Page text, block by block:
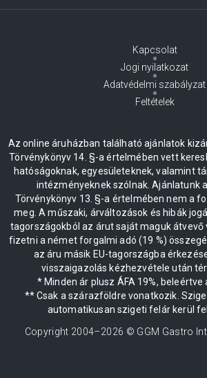
Kapcsolat
Jogi nyilatkozat
Adatvédelmi szabályzat
Feltételek
Az online áruházban található ajánlatok
Törvénykönyv 14. §-a értelmében vett
hatóságoknak, egyesületeknek, valamint
intézményeknek szólnak. Ajánlatunk
Törvénykönyv 13. §-a értelmében nem a
meg. A műszaki, árváltozások és hibák
tagországokból az árut saját maguk átvevő
fizetni a német forgalmi adó (19 %)
az áru másik EU-tagországba
visszaigazolás kézhezvétele után
* Minden ár plusz ÁFA 19%, beleértve
** Csak a szárazföldre vonatkozik.
automatikusan szigeti felár kerül
Copyright 2004–2026 © GGM Gastro